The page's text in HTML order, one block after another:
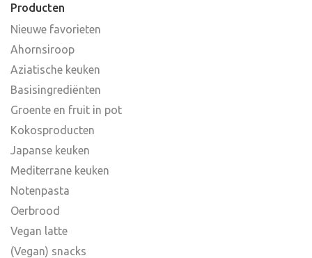
Producten
Nieuwe favorieten
Ahornsiroop
Aziatische keuken
Basisingrediënten
Groente en fruit in pot
Kokosproducten
Japanse keuken
Mediterrane keuken
Notenpasta
Oerbrood
Vegan latte
(Vegan) snacks